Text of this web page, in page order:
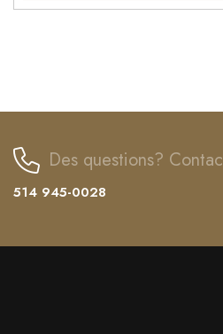
Des questions?
514 945-0028